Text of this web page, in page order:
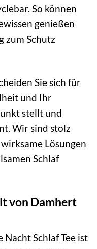
So können
genießen
zum Schutz
Sie sich für
und Ihr
stellt und
Wir sind stolz
Lösungen
Schlaf
von Damhert
Schlaf Tee ist